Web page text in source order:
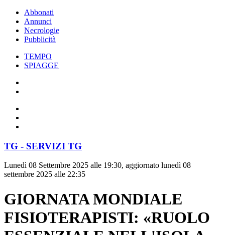
Abbonati
Annunci
Necrologie
Pubblicità
TEMPO
SPIAGGE
TG - SERVIZI TG
Lunedì 08 Settembre 2025 alle 19:30, aggiornato lunedì 08
settembre 2025 alle 22:35
GIORNATA MONDIALE
FISIOTERAPISTI: «RUOLO